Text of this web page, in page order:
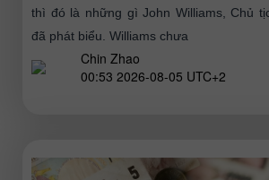
thì đó là những gì John Williams, Chủ
đã phát biểu. Williams chưa
Chin Zhao
00:53 2026-08-05 UTC+2